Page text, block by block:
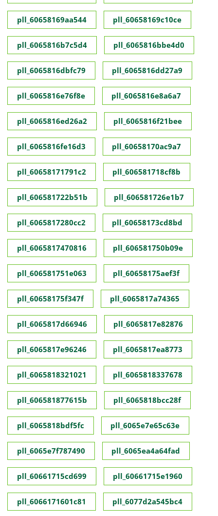
pll_60658169aa544 pll_60658169c10ce
pll_6065816b7c5d4 pll_6065816bbe4d0
pll_6065816dbfc79 pll_6065816dd27a9
pll_6065816e76f8e pll_6065816e8a6a7
pll_6065816ed26a2 pll_6065816f21bee
pll_6065816fe16d3 pll_60658170ac9a7
pll_60658171791c2 pll_606581718cf8b
pll_606581722b51b pll_606581726e1b7
pll_6065817280cc2 pll_60658173cd8bd
pll_6065817470816 pll_606581750b09e
pll_606581751e063 pll_60658175aef3f
pll_60658175f347f pll_6065817a74365
pll_6065817d66946 pll_6065817e82876
pll_6065817e96246 pll_6065817ea8773
pll_6065818321021 pll_6065818337678
pll_606581877615b pll_6065818bcc28f
pll_6065818bdf5fc pll_6065e7e65c63e
pll_6065e7f787490 pll_6065ea4a64fad
pll_60661715cd699 pll_60661715e1960
pll_6066171601c81 pll_6077d2a545bc4